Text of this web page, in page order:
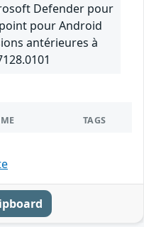
Defender pour
pour Android
antérieures à
TAGS